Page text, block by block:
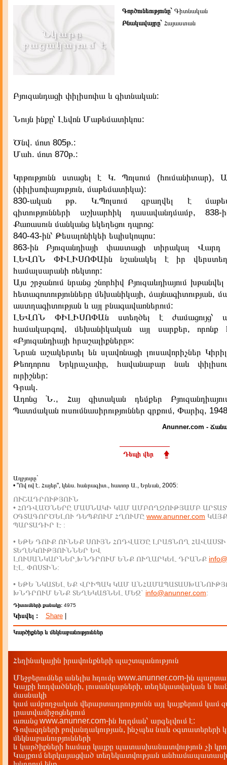
Գործունեությունը` Գիտնական
Բնակավայրը` Հայաստան
Բյուզանդացի փիլիսոփա և գիտնական:
Նույն ինքը՝ Լեվոն Մաթեմատիկոս:
Ծնվ. մոտ 805թ.:
Մահ. մոտ 870թ.:
Կրթությունն ստացել է Կ. Պոլսում (հումանիտար),
(փիլիսոփայություն, մաթեմատիկա):
830-ական թթ. Կ.Պոլսում զբաղվել է
գիտությունների աշխարհիկ դասավանդմամբ, 838-
Քառասուն մանկանց եկեղեցու դպրոց:
840-43-ին՝ Թեսալոնիկեի եպիսկոպոս:
863-ին Բյուզանդիայի փաստացի տիրակալ Վարդ
ԼԵՎՈՆ ՓԻԼԻՍՈՓԱին նշանակել է իր
համալսարանի ռեկտոր:
Այս շրջանում նրանց շնորհիվ Բյուզաևդիայում խթանվել
հետազոտությունները մեխանիկայի, ձայնագիտության,
աստղագիտության և այլ բնագավառներում:
ԼԵՎՈՆ ՓԻԼԻՍՈՓԱն ստեղծել է ժամացույց՝
համակարգով, մեխանիկական այլ սարքեր, որոնք
«Բյուզանդիայի հրաշալիքները»:
Նրան աշակերտել են սլավոնացի լուսավորիչներ
Թեոդորոս Երկրաչափը, հավանաբար նաև
ուրիշներ:
Գրակ.
Ադոնց Ն., Հայ գիտական դեմքեր
Պատմական ուսումնասիրություններ գրքում, Փարիզ,
Anunner.com -
Դեպի վեր
Աղբյուրը`
• "Ով ով է. Հայեր", կենս. հանրագիտ., հատոր Ա., Երևան, 2005:
ՈՒՇԱԴՐՈՒԹՅՈՒՆ
• ՀՈԴՎԱԾՆԵՐԸ ՄԱՍՆԱԿԻ ԿԱՄ ԱՄԲՈՂՋՈՒԹՅԱՄԲ
ՕԳՏԱԳՈՐԾԵԼՈՒ ԴԵՊՔՈՒՄ ՀՂՈՒՄԸ www.anunner.com
ՊԱՐՏԱԴԻՐ Է :
• ԵԹԵ ԴՈՒՔ ՈՒՆԵՔ ՍՈՒՅՆ ՀՈԴՎԱԾԸ ԼՐԱՑՆՈՂ ՀԱՎԱՍՏԻ
ՏԵՂԵԿՈՒԹՅՈՒՆՆԵՐ ԵՎ
ԼՈՒՍԱՆԿԱՐՆԵՐ,ԽՆԴՐՈՒՄ ԵՆՔ ՈՒՂԱՐԿԵԼ ԴՐԱՆՔ
ԷԼ. ՓՈՍՏԻՆ:
• ԵԹԵ ՆԿԱՏԵԼ ԵՔ ՎՐԻՊԱԿ ԿԱՄ
ԽՆԴՐՈՒՄ ԵՆՔ ՏԵՂԵԿԱՑՆԵԼ ՄԵԶ` info@anunner.com:
Դիտումների քանակը: 4975
Կիսվել : Share
Կարծիքներ և մեկնաբանություններ
Հեղինակային իրավունքների պաշտպանություն
Մեջբերումներ անելիս հղումը www.anunner.com-ին
Կայքի հոդվածների, լուսանկարների, տեղեկատվական և
մասնակի
կամ ամբողջական վերարտադրությունն այլ կայքերում կամ
լրատվամիջոցներում
առանց www.anunner.com-ին հղղման՝ արգելվում է:
Գովազդների բովանդակության, ինչպես նաև օգտատերերի
մեկնաբանությունների
և կարծիքների համար կայքը պատասխանատվություն չի
Կայքում ներկայացված տեղեկատվության